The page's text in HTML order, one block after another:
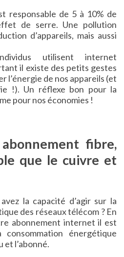
responsable de 5 à 10% de
de serre. Une pollution
d’appareils, mais aussi
utilisent internet
il existe des petits gestes
l’énergie de nos appareils (et
!). Un réflexe bon pour la
pour nos économies !
fibre,
que le cuivre et
la capacité d’agir sur la
des réseaux télécom ? En
abonnement internet il est
énergétique
l’abonné.